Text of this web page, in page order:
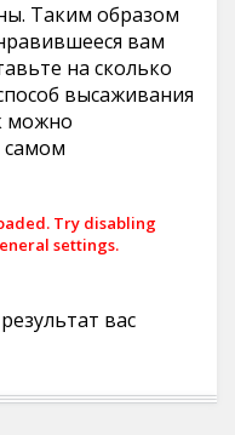
Таким образом
вам
на сколько
высаживания
можно
самом
Try disabling
settings.
вас